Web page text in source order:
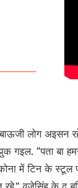
लोग
“पता बा
में टिन के